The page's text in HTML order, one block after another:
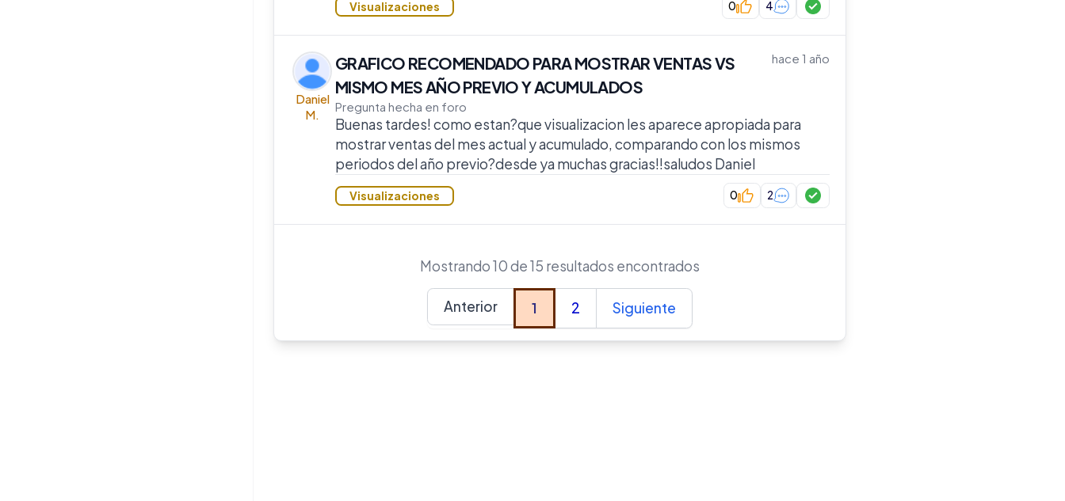
Visualizaciones 0 4
Daniel
M.
GRAFICO RECOMENDADO PARA MOSTRAR VENTAS VS
MISMO MES AÑO PREVIO Y ACUMULADOS
Pregunta hecha en foro
hace 1 año
Buenas tardes! como estan?que visualizacion les aparece apropiada para
mostrar ventas del mes actual y acumulado, comparando con los mismos
periodos del año previo?desde ya muchas gracias!!saludos Daniel
Visualizaciones 0 2
Mostrando 10 de 15 resultados encontrados
Anterior 1 2 Siguiente